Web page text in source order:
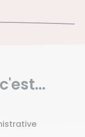
c'est...